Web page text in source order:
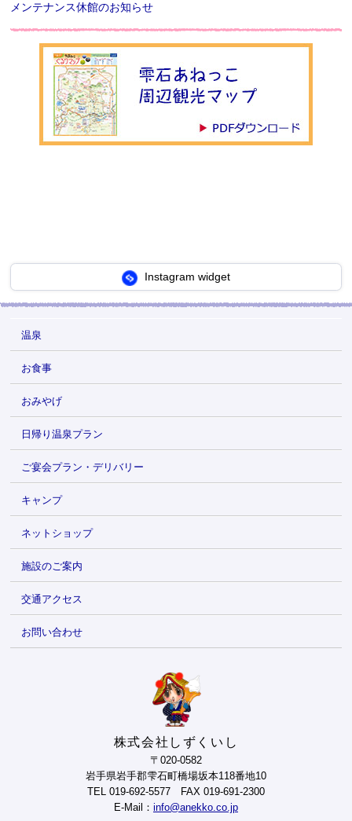
メンテナンス休館のお知らせ
Instagram widget
温泉
お食事
おみやげ
日帰り温泉プラン
ご宴会プラン・デリバリー
キャンプ
ネットショップ
施設のご案内
交通アクセス
お問い合わせ
株式会社しずくいし
〒020-0582
岩手県岩手郡雫石町橋場坂本118番地10
TEL 019-692-5577 FAX 019-691-2300
E-Mail： info@anekko.co.jp